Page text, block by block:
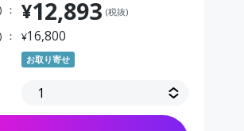
¥12,893 (税抜)
¥16,800
お取り寄せ